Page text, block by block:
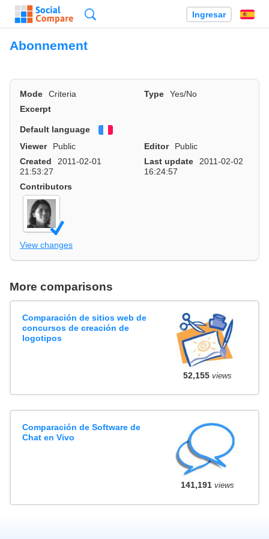
Ingresar
Abonnement
Mode Criteria Type
Yes/No
Excerpt
Default language
Viewer
Public Editor
Public
Created
2011-02-01
21:53:27
Last update
2011-02-02
16:24:57
Contributors
View changes
More comparisons
Comparación de sitios web de
concursos de creación de
logotipos
52,155views
Comparación de Software de
Chat en Vivo
141,191views